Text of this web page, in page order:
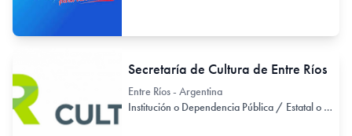
Secretaría de Cultura de Entre Ríos
Entre Ríos - Argentina
Institución o Dependencia Pública / Estatal o Provincial